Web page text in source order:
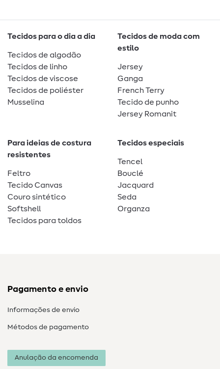
Tecidos para o dia a dia
Tecidos de algodão
Tecidos de linho
Tecidos de viscose
Tecidos de poliéster
Musselina
Tecidos de moda com
estilo
Jersey
Ganga
French Terry
Tecido de punho
Jersey Romanit
Para ideias de costura
resistentes
Feltro
Tecido Canvas
Couro sintético
Softshell
Tecidos para toldos
Tecidos especiais
Tencel
Bouclé
Jacquard
Seda
Organza
Pagamento e envio
Informações de envio
Métodos de pagamento
Anulação da encomenda